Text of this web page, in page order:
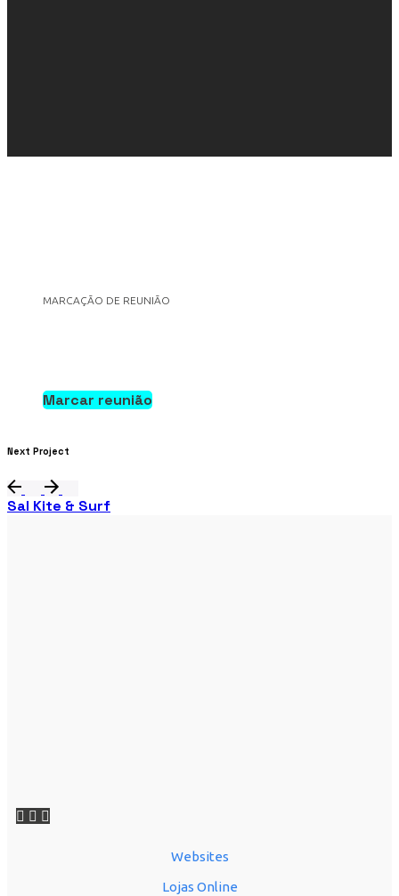
MARCAÇÃO DE REUNIÃO
Marcar reunião
Anterior
Next Project
Sal Kite & Surf
Websites
Lojas Online